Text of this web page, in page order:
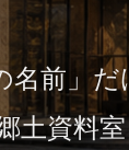
前」
土資料